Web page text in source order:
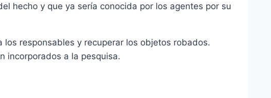
hecho y que ya sería conocida por los agentes por su
responsables y recuperar los objetos robados.
incorporados a la pesquisa.